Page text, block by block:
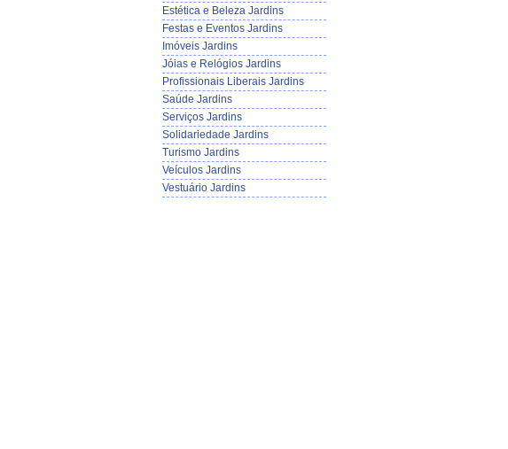
Estética e Beleza Jardins
Festas e Eventos Jardins
Imóveis Jardins
Jóias e Relógios Jardins
Profissionais Liberais Jardins
Saúde Jardins
Serviços Jardins
Solidariedade Jardins
Turismo Jardins
Veículos Jardins
Vestuário Jardins